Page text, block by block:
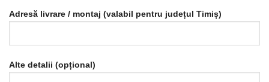
Adresă livrare / montaj (valabil pentru județul Timiș)
Alte detalii (opțional)